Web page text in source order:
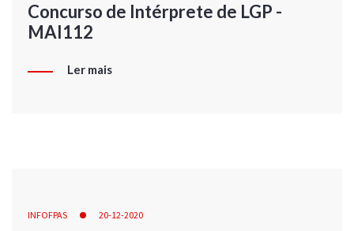
Concurso de Intérprete de LGP -
MAI112
Ler mais
INFOFPAS 20-12-2020